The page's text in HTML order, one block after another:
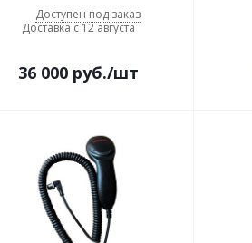
Доступен под заказ
Доставка с 12 августа
36 000 руб./шт